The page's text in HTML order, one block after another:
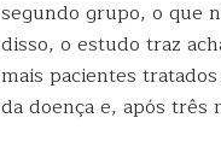
segundo grupo, o que
disso, o estudo traz
mais pacientes
da doença e, após três